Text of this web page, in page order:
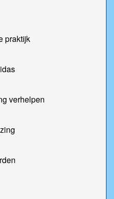
praktijk
verhelpen